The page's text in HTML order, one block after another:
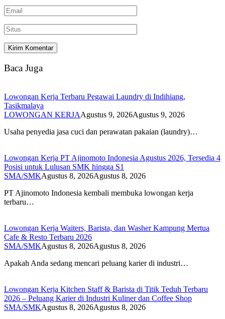
Baca Juga
Lowongan Kerja Terbaru Pegawai Laundry di Indihiang,
Tasikmalaya
LOWONGAN KERJAAgustus 9, 2026Agustus 9, 2026
Usaha penyedia jasa cuci dan perawatan pakaian (laundry)…
Lowongan Kerja PT Ajinomoto Indonesia Agustus 2026, Tersedia 4
Posisi untuk Lulusan SMK hingga S1
SMA/SMKAgustus 8, 2026Agustus 8, 2026
PT Ajinomoto Indonesia kembali membuka lowongan kerja
terbaru…
Lowongan Kerja Waiters, Barista, dan Washer Kampung Mertua
Cafe & Resto Terbaru 2026
SMA/SMKAgustus 8, 2026Agustus 8, 2026
Apakah Anda sedang mencari peluang karier di industri…
Lowongan Kerja Kitchen Staff & Barista di Titik Teduh Terbaru
2026 – Peluang Karier di Industri Kuliner dan Coffee Shop
SMA/SMKAgustus 8, 2026Agustus 8, 2026